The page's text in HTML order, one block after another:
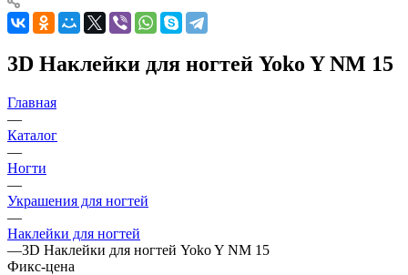
3D Наклейки для ногтей Yoko Y NM 15
Главная
—
Каталог
—
Ногти
—
Украшения для ногтей
—
Наклейки для ногтей
—3D Наклейки для ногтей Yoko Y NM 15
Фикс-цена